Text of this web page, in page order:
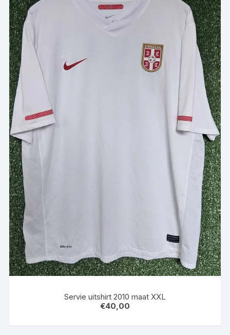
Servie uitshirt 2010 maat XXL
€40,00